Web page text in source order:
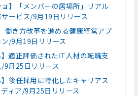
ョ】「メンバーの居場所」リアル
ービス/9月19日リリース
働き方改革を進める健康経営アプ
ン/9月19日リリース
適正評価されたIT人材の転職支
9月25日リリース
】後任採用に特化したキャリアス
ディア/9月25日リリース